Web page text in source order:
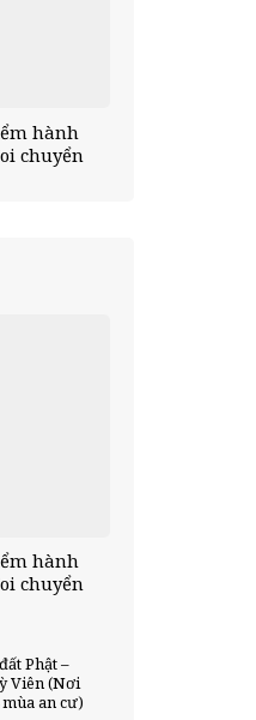
hành
chuyển
hành
chuyển
Phật –
Viên (Nơi
an cư)